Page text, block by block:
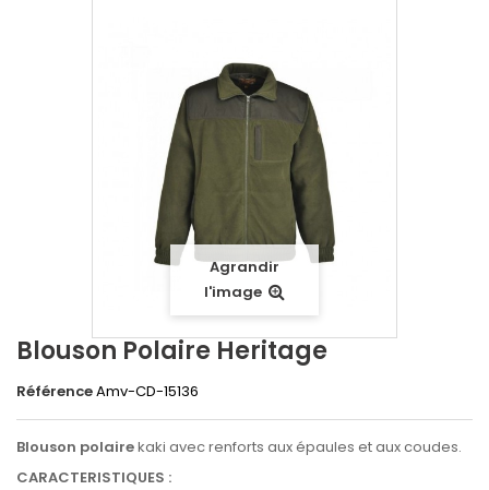
Agrandir
l'image
Blouson Polaire Heritage
RéférenceAmv-CD-15136
Blouson polairekaki avec renforts aux épaules et aux coudes.
CARACTERISTIQUES :